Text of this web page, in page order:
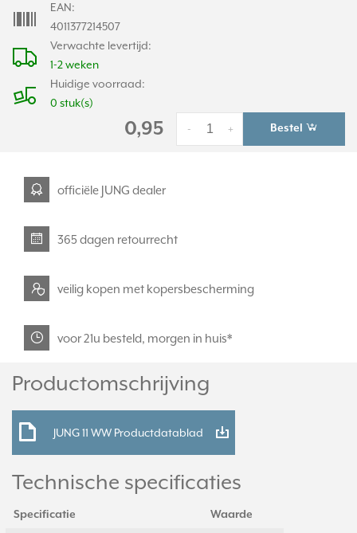
Verwachte levertijd:
1-2 weken
Huidige voorraad:
0 stuk(s)
EAN:
4011377214507
0,95 +
- Bestel
officiële JUNG dealer
365 dagen retourrecht
veilig kopen met kopersbescherming
voor 21u besteld, morgen in huis*
Productomschrijving
JUNG 11 WW Productdatablad
Technische specificaties
Specificatie Waarde